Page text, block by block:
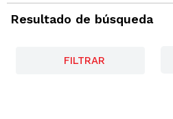
Resultado de búsqueda
FILTRAR
SAT